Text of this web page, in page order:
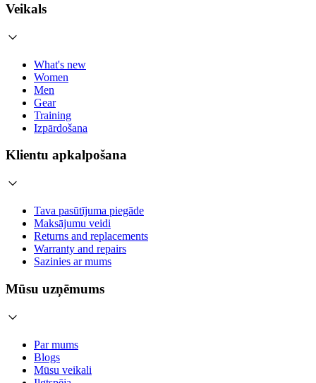
Veikals
What's new
Women
Men
Gear
Training
Izpārdošana
Klientu apkalpošana
Tava pasūtījuma piegāde
Maksājumu veidi
Returns and replacements
Warranty and repairs
Sazinies ar mums
Mūsu uzņēmums
Par mums
Blogs
Mūsu veikali